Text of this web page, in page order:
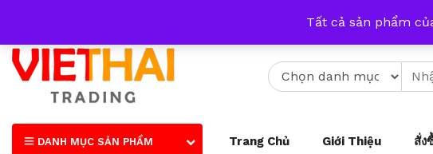
Nhận tư vấn qua tất cả các trang mạng xã hội và số điện thoại từ 8h đến 17h
DANH MỤC SẢN PHẨM Trang Chủ Giới Thiệu สั่ง
Tất cả sản phẩm